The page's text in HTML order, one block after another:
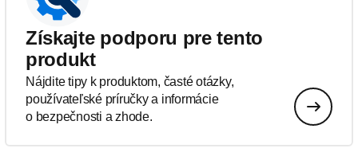
Získajte podporu pre tento
produkt
Nájdite tipy k produktom, časté otázky,
používateľské príručky a informácie
o bezpečnosti a zhode.